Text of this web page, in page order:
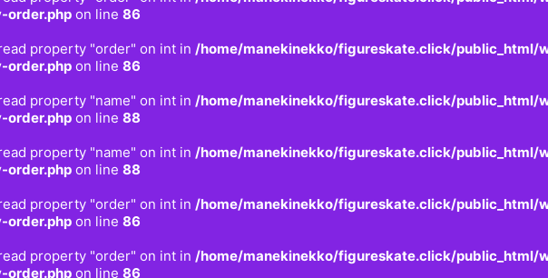
order.php on line 86
property "order" on int in /home/manekinekko/figureskate.click/public_html/
order.php on line 86
property "name" on int in /home/manekinekko/figureskate.click/public_html/
order.php on line 88
property "name" on int in /home/manekinekko/figureskate.click/public_html/
order.php on line 88
property "order" on int in /home/manekinekko/figureskate.click/public_html/
order.php on line 86
property "order" on int in /home/manekinekko/figureskate.click/public_html/
order.php on line 86